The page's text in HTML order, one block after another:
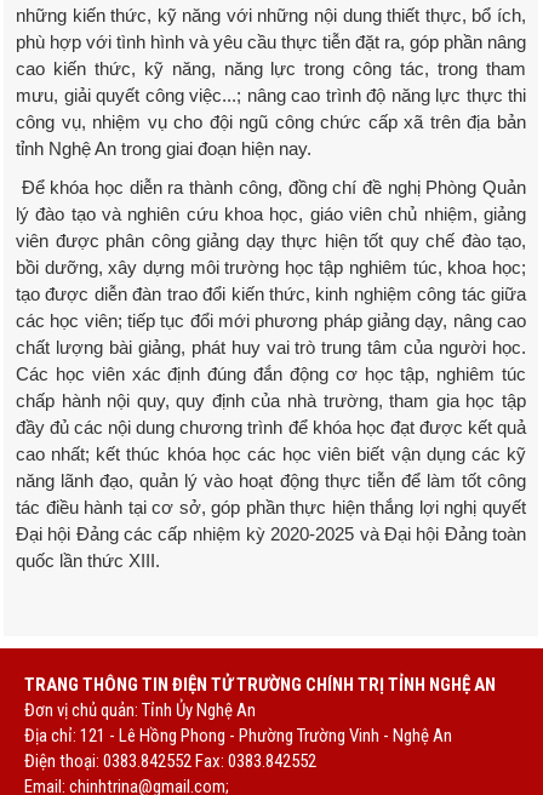
những kiến thức, kỹ năng với những nội dung thiết thực, bổ ích,
phù hợp với tình hình và yêu cầu thực tiễn đặt ra, góp phần nâng
cao kiến thức, kỹ năng, năng lực trong công tác, trong tham
mưu, giải quyết công việc...; nâng cao trình độ năng lực thực thi
công vụ, nhiệm vụ cho đội ngũ công chức cấp xã trên địa bản
tỉnh Nghệ An trong giai đoạn hiện nay.
Để khóa học diễn ra thành công, đồng chí đề nghị Phòng Quản
lý đào tạo và nghiên cứu khoa học, giáo viên chủ nhiệm, giảng
viên được phân công giảng dạy thực hiện tốt quy chế đào tạo,
bồi dưỡng, xây dựng môi trường học tập nghiêm túc, khoa học;
tạo được diễn đàn trao đổi kiến thức, kinh nghiệm công tác giữa
các học viên; tiếp tục đổi mới phương pháp giảng dạy, nâng cao
chất lượng bài giảng, phát huy vai trò trung tâm của người học.
Các học viên xác định đúng đắn động cơ học tập, nghiêm túc
chấp hành nội quy, quy định của nhà trường, tham gia học tập
đầy đủ các nội dung chương trình để khóa học đạt được kết quả
cao nhất; kết thúc khóa học các học viên biết vận dụng các kỹ
năng lãnh đạo, quản lý vào hoạt động thực tiễn để làm tốt công
tác điều hành tại cơ sở, góp phần thực hiện thắng lợi nghị quyết
Đại hội Đảng các cấp nhiệm kỳ 2020-2025 và Đại hội Đảng toàn
quốc lần thức XIII.
TRANG THÔNG TIN ĐIỆN TỬ TRƯỜNG CHÍNH TRỊ TỈNH NGHỆ AN
Đơn vị chủ quản: Tỉnh Ủy Nghệ An
Địa chỉ: 121 - Lê Hồng Phong - Phường Trường Vinh - Nghệ An
Điện thoại: 0383.842552 Fax: 0383.842552
Email: chinhtrina@gmail.com;